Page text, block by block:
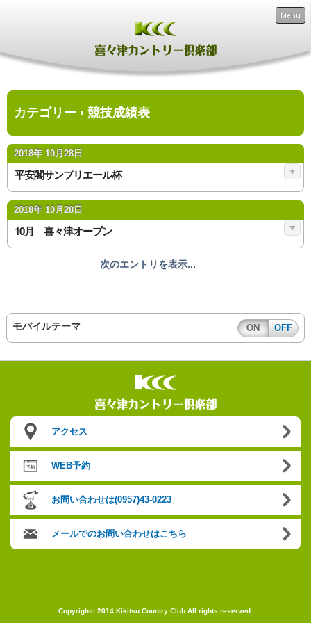
Menu
カテゴリー › 競技成績表
2018年 10月28日
平安閣サンプリエール杯
2018年 10月28日
10月 喜々津オープン
次のエントリを表示...
モバイルテーマ ON OFF
アクセス
WEB予約
お問い合わせは(0957)43-0223
メールでのお問い合わせはこちら
Copyrightc 2014 Kikitsu Country Club All rights reserved.